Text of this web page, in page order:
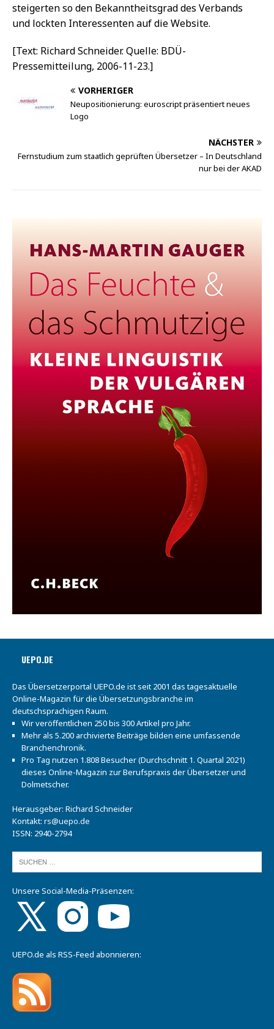
steigerten so den Bekanntheitsgrad des Verbands
und lockten Interessenten auf die Website.
[Text: Richard Schneider. Quelle: BDÜ-
Pressemitteilung, 2006-11-23.]
VORHERIGER
Neupositionierung: euroscript präsentiert neues
Logo
NÄCHSTER
Fernstudium zum staatlich geprüften Übersetzer – In Deutschland
nur bei der AKAD
UEPO.DE
Das Übersetzerportal UEPO.de ist seit 2001 das tagesaktuelle
Online-Magazin für die Übersetzungsbranche im
deutschsprachigen Raum.
Wir veröffentlichen 250 bis 300 Artikel pro Jahr.
Mehr als 5.200 archivierte Beiträge bilden eine umfassende
Branchenchronik.
Pro Tag nutzen 1.808 Besucher (Durchschnitt 1. Quartal 2021)
dieses Online-Magazin zur Berufspraxis der Übersetzer und
Dolmetscher.
Herausgeber: Richard Schneider
Kontakt: rs@uepo.de
ISSN: 2940-2794
Unsere Social-Media-Präsenzen:
UEPO.de als RSS-Feed abonnieren: